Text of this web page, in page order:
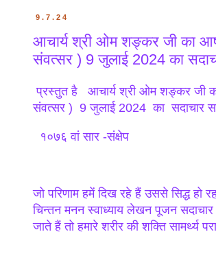
9.7.24
आचार्य श्री ओम शङ्कर जी का
संवत्सर ) 9 जुलाई 2024 का
प्रस्तुत है आचार्य श्री ओम शङ्कर जी
संवत्सर ) 9 जुलाई 2024 का सदाचार
१०७६ वां सार -संक्षेप
जो परिणाम हमें दिख रहे हैं उससे सिद्ध हो
चिन्तन मनन स्वाध्याय लेखन पूजन
जाते हैं तो हमारे शरीर की शक्ति सामर्थ्य